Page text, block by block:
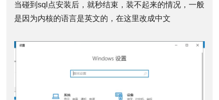
当碰到sql点安装后，就秒结束，装不起来的情况，一般
是因为内核的语言是英文的，在这里改成中文